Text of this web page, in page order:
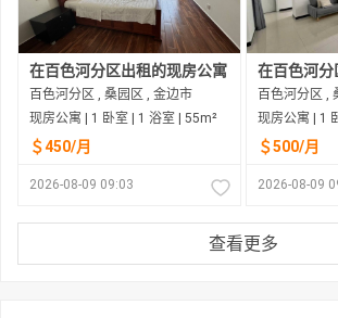
在百色河分区出租的现房公寓
百色河分区 , 桑园区 , 金边市
现房公寓 | 1 卧室 | 1 浴室 | 55m²
＄450/月
2026-08-09 09:03
在百色河分
百色河分区 ,
现房公寓 | 1
＄500/月
2026-08-09
查看更多